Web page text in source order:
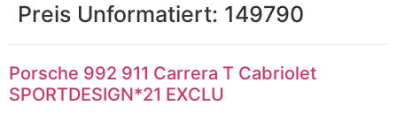
Preis Unformatiert: 149790
Porsche 992 911 Carrera T Cabriolet
SPORTDESIGN*21 EXCLU